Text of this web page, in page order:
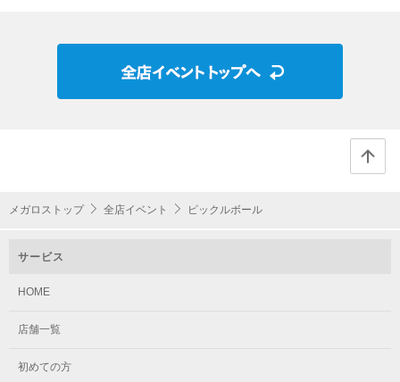
メガロストップ 全店イベント ピックルボール
サービス
HOME
店舗一覧
初めての方